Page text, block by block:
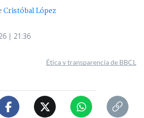
Cristóbal López
| 21:36
Ética y transparencia de BBCL